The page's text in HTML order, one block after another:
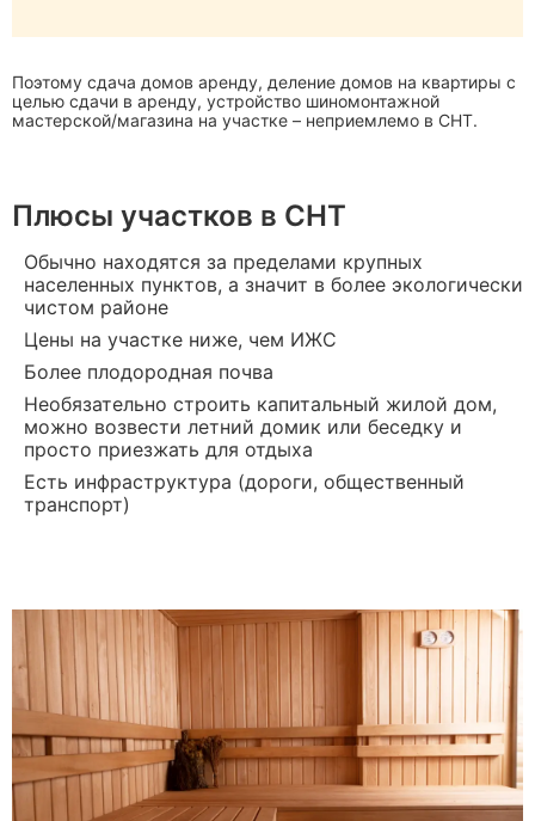
Поэтому сдача домов аренду, деление домов на квартиры с
целью сдачи в аренду, устройство шиномонтажной
мастерской/магазина на участке – неприемлемо в СНТ.
Плюсы участков в СНТ
Обычно находятся за пределами крупных
населенных пунктов, а значит в более экологически
чистом районе
Цены на участке ниже, чем ИЖС
Более плодородная почва
Необязательно строить капитальный жилой дом,
можно возвести летний домик или беседку и
просто приезжать для отдыха
Есть инфраструктура (дороги, общественный
транспорт)